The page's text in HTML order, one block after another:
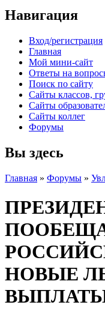
Навигация
Вход/регистрация
Главная
Мой мини-сайт
Ответы на
Поиск по сайту
Сайты классов,
Сайты
Сайты коллег
Форумы
Вы здесь
Главная » Форумы »
НОВЫЕ